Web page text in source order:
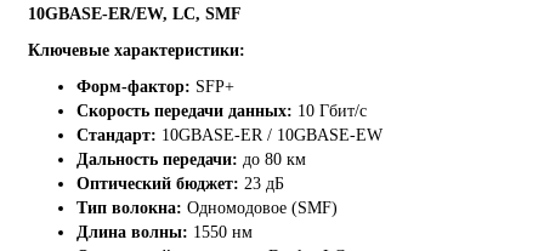
10GBASE-ER/EW, LC, SMF
Ключевые характеристики:
Форм-фактор: SFP+
Скорость передачи данных: 10 Гбит/с
Стандарт: 10GBASE-ER / 10GBASE-EW
Дальность передачи: до 80 км
Оптический бюджет: 23 дБ
Тип волокна: Одномодовое (SMF)
Длина волны: 1550 нм